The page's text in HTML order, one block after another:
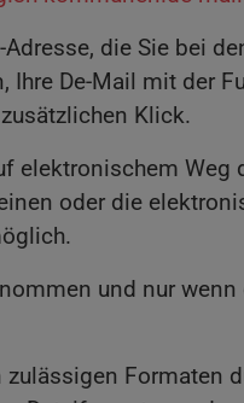
die Sie bei
Ihre De-Mail mit der
Klick.
elektronischem Weg
oder die
und nur wenn
Formaten